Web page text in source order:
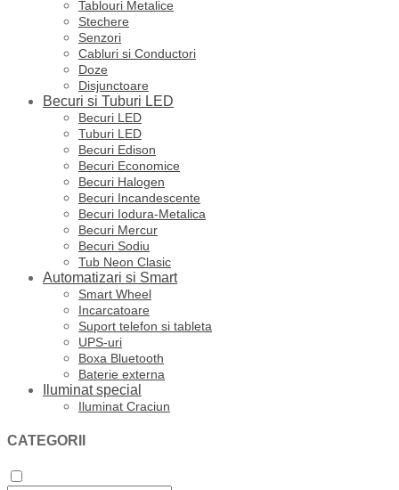
Tablouri Metalice
Stechere
Senzori
Cabluri si Conductori
Doze
Disjunctoare
Becuri si Tuburi LED
Becuri LED
Tuburi LED
Becuri Edison
Becuri Economice
Becuri Halogen
Becuri Incandescente
Becuri Iodura-Metalica
Becuri Mercur
Becuri Sodiu
Tub Neon Clasic
Automatizari si Smart
Smart Wheel
Incarcatoare
Suport telefon si tableta
UPS-uri
Boxa Bluetooth
Baterie externa
Iluminat special
Iluminat Craciun
CATEGORII